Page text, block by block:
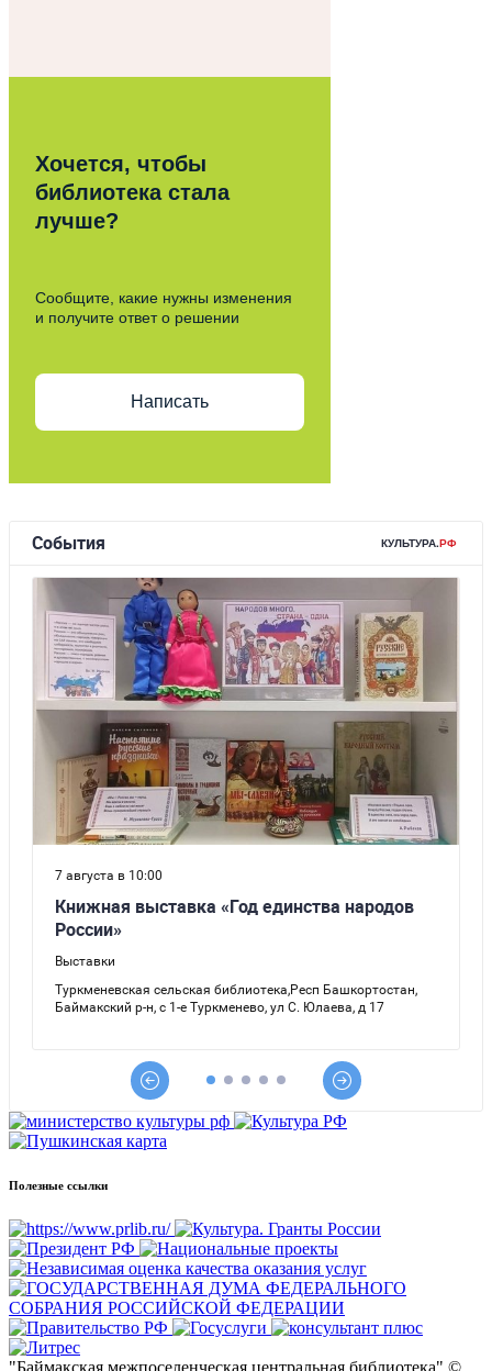
Хочется, чтобы
библиотека стала
лучше?
Сообщите, какие нужны изменения
и получите ответ о решении
Написать
Полезные ссылки
"Баймакская межпоселенческая центральная библиотека" ©